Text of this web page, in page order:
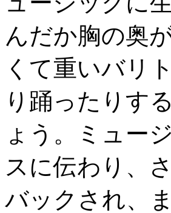
んだか胸の奥
くて重いバリ
り踊ったりす
ょう。ミュー
スに伝わり、
バックされ、